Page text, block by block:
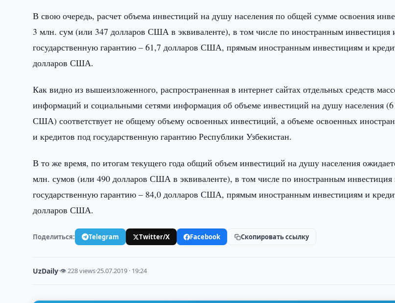
В свою очередь, расчет объема инвестиций на душу населения по общей сумме освоения
3 млн. сум (или 347 долларов США в эквиваленте), в том числе по иностранным инвестиция
государственную гарантию – 61,7 долларов США, прямым иностранным инвестициям и
долларов США.
Как видно из вышеизложенного, распространенная в интернет сайтах отдельных средств
информаций и социальными сетями информация об объеме инвестиций на душу населения
США) соответствует не общему объему освоенных инвестиций, а объеме освоенных
и кредитов под государственную гарантию Республики Узбекистан.
В то же время, по итогам текущего года общий объем инвестиций на душу населения
млн. сумов (или 490 долларов США в эквиваленте), в том числе по иностранным инвестиция
государственную гарантию – 84,0 долларов США, прямым иностранным инвестициям и
долларов США.
Поделиться: Telegram Twitter/X Facebook Скопировать ссылку
UzDaily·👁 228 views·25.07.2019 · 19:24